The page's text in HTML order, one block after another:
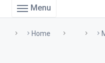
Menu
Home